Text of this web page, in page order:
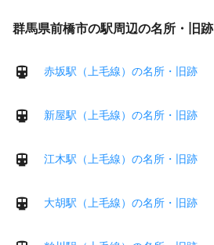
群馬県前橋市の駅周辺の名所・旧跡
赤坂駅（上毛線）の名所・旧跡
新屋駅（上毛線）の名所・旧跡
江木駅（上毛線）の名所・旧跡
大胡駅（上毛線）の名所・旧跡